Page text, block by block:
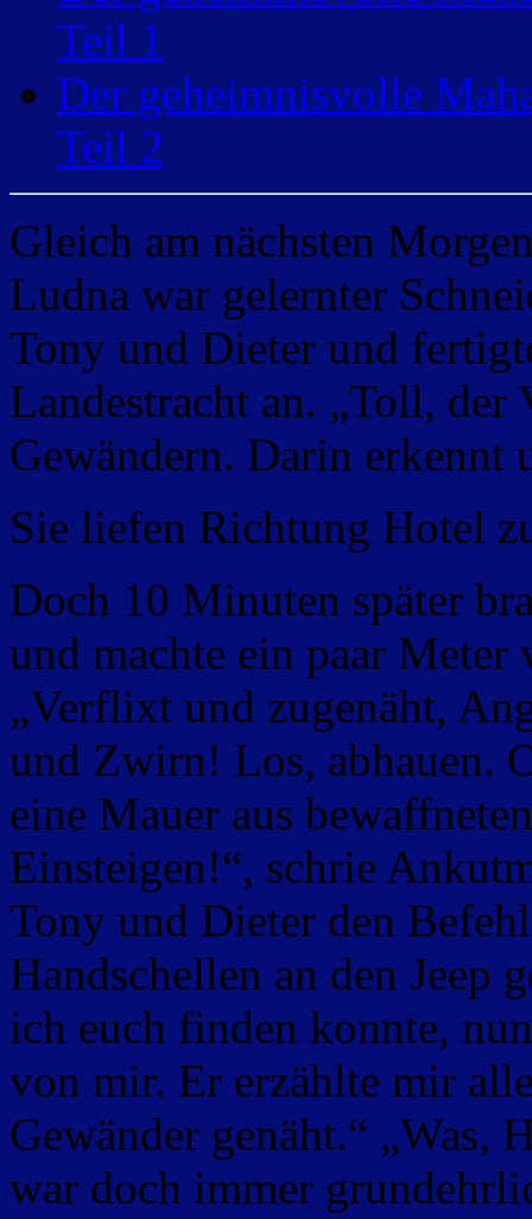
Teil 1
Der geheimnisvolle
Teil 2
Gleich am nächsten
Ludna war gelernter
Tony und Dieter und
Landestracht an. „Toll, der
Gewändern. Darin erkennt
Sie liefen Richtung Hotel
Doch 10 Minuten später
und machte ein paar
„Verflixt und zugenäht,
und Zwirn! Los, abhauen.
eine Mauer aus
Einsteigen!“, schrie
Tony und Dieter den
Handschellen an den Jeep
ich euch finden konnte,
von mir. Er erzählte mir
Gewänder genäht.“ „Was,
war doch immer